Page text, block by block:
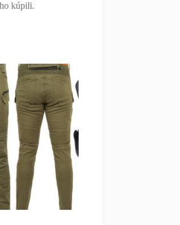
kúpili.